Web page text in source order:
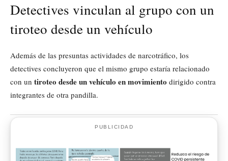
Detectives vinculan al grupo con un
tiroteo desde un vehículo
Además de las presuntas actividades de narcotráfico, los
detectives concluyeron que el mismo grupo estaría relacionado
con un tiroteo desde un vehículo en movimiento dirigido contra
integrantes de otra pandilla.
PUBLICIDAD